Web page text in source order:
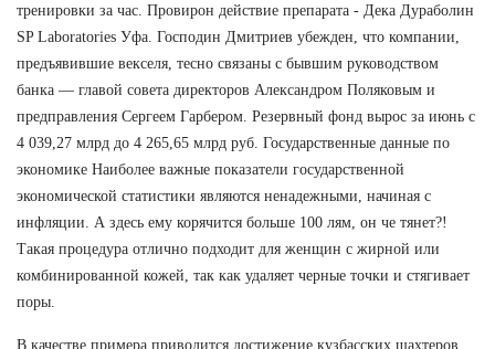
тренировки за час. Провирон действие препарата - Дека Дураболин
SP Laboratories Уфа. Господин Дмитриев убежден, что компании,
предъявившие векселя, тесно связаны с бывшим руководством
банка — главой совета директоров Александром Поляковым и
предправления Сергеем Гарбером. Резервный фонд вырос за июнь с
4 039,27 млрд до 4 265,65 млрд руб. Государственные данные по
экономике Наиболее важные показатели государственной
экономической статистики являются ненадежными, начиная с
инфляции. А здесь ему корячится больше 100 лям, он че тянет?!
Такая процедура отлично подходит для женщин с жирной или
комбинированной кожей, так как удаляет черные точки и стягивает
поры.
В качестве примера приводится достижение кузбасских шахтеров,